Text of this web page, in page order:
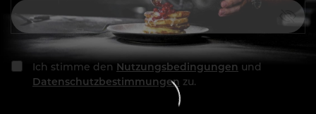
Ich stimme den Nutzungsbedingungen und
Datenschutzbestimmungen zu.